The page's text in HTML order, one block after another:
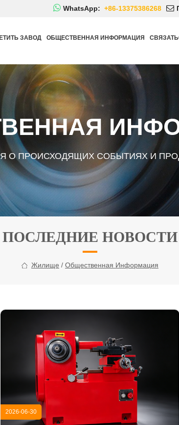
WhatsApp: +86-13375386268
ЗАВОД ОБЩЕСТВЕННАЯ ИНФОРМАЦИЯ
О ПРОИСХОДЯЩИХ СОБЫТИЯХ И
ПОСЛЕДНИЕ НОВОСТИ
Жилище / Общественная Информация
2026-06-30